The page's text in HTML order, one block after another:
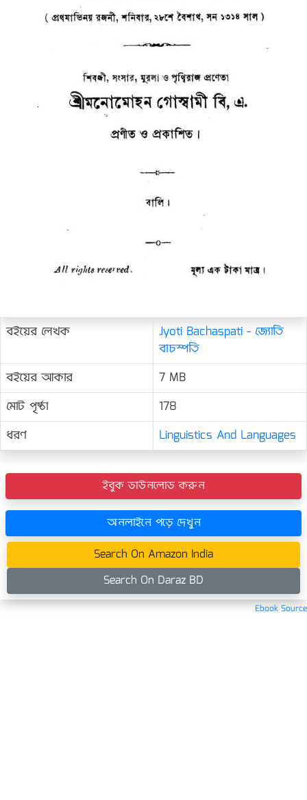
বইয়ের লেখক
Jyoti Bachaspati - জ্যোতি
বাচস্পতি
বইয়ের আকার
7 MB
মোট পৃষ্ঠা
178
ধরণ
Linguistics And Languages
ইবুক ডাউনলোড করুন
অনলাইনে পড়ে দেখুন
Search On Amazon India
Search On Daraz BD
Ebook Source